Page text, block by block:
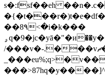
s�:fsf��eh
��8٩<�i�k���
ۄq�9�jc�yā�"�и��y���r�#�em�(;�2�.��l���y�^�r
/���v�-.���vޗ�g�?
���>87hq�y��